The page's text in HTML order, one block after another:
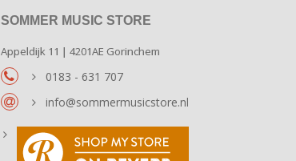
SOMMER MUSIC STORE
Appeldijk 11 | 4201AE Gorinchem
0183 - 631 707
info@sommermusicstore.nl